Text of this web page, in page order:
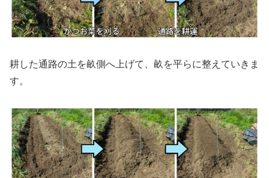
耕した通路の土を畝側へ上げて、畝を平らに整えていきま
す。